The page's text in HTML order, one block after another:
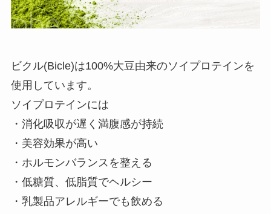
ビクル(Bicle)は100%大豆由来のソイプロテインを
使用しています。
ソイプロテインには
・消化吸収が遅く満腹感が持続
・美容効果が高い
・ホルモンバランスを整える
・低糖質、低脂質でヘルシー
・乳製品アレルギーでも飲める